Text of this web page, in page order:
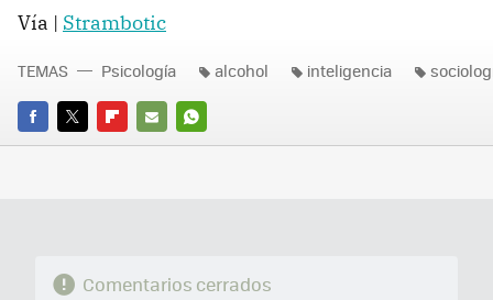
Vía | Strambotic
FACEBOOK
TWITTERFLIPBOARD
E-
WHATSAPP
TEMAS Psicología alcohol inteligencia
Comentarios cerrados